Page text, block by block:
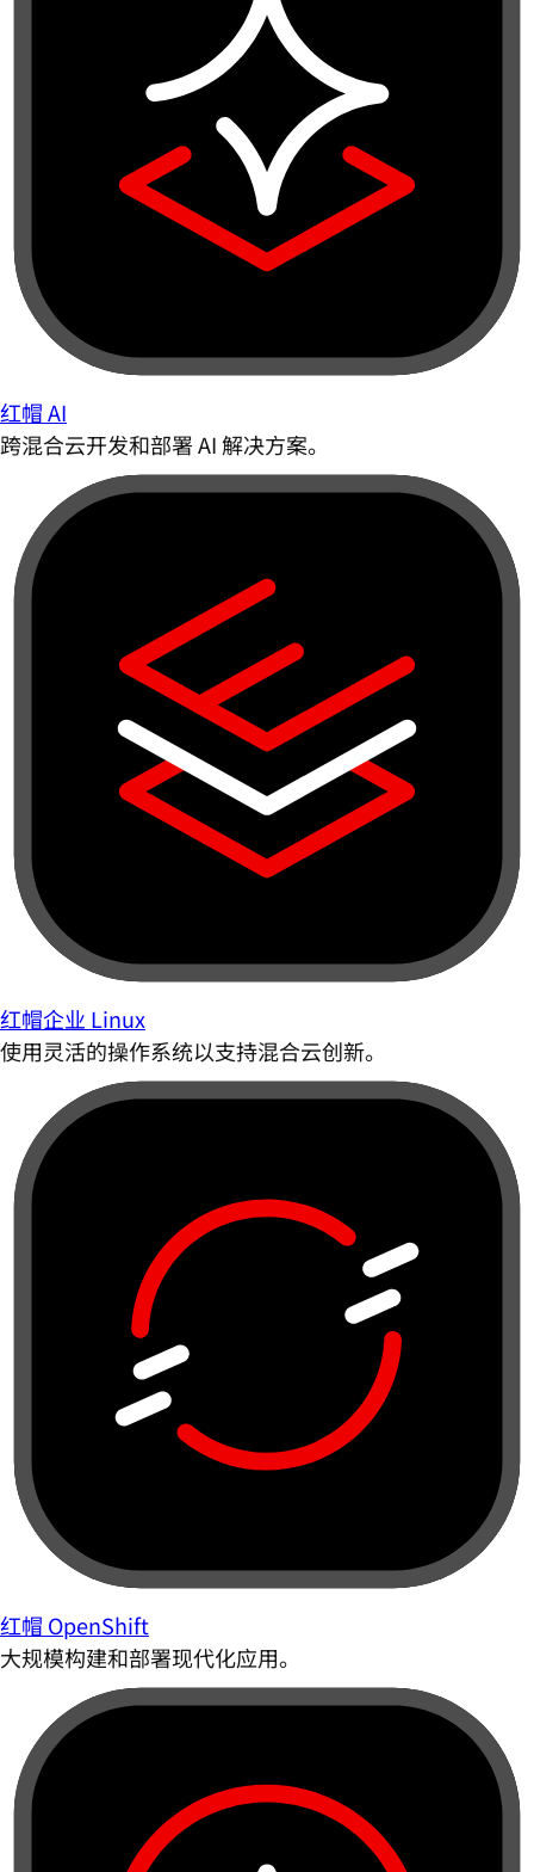
红帽 AI
跨混合云开发和部署 AI 解决方案。
红帽企业 Linux
使用灵活的操作系统以支持混合云创新。
红帽 OpenShift
大规模构建和部署现代化应用。